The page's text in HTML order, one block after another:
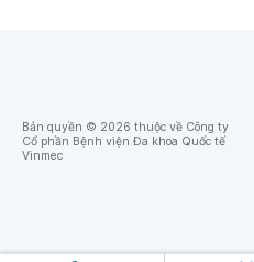
Bản quyền © 2026 thuộc về Công ty
Cổ phần Bệnh viện Đa khoa Quốc tế
Vinmec